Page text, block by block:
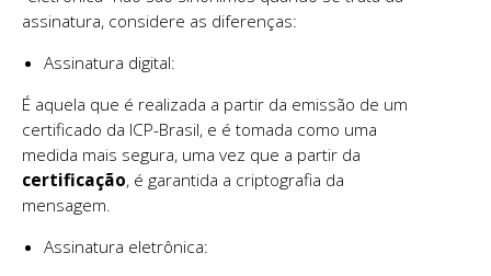
assinatura, considere as diferenças:
Assinatura digital:
É aquela que é realizada a partir da emissão de um
certificado da ICP-Brasil, e é tomada como uma
medida mais segura, uma vez que a partir da
certificação, é garantida a criptografia da
mensagem.
Assinatura eletrônica: